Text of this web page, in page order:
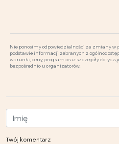
Nie ponosimy odpowiedzialności za zmiany w
podstawie informacji zebranych z
warunki, ceny, program oraz szczegóły
bezpośrednio u organizatorów.
Twój komentarz